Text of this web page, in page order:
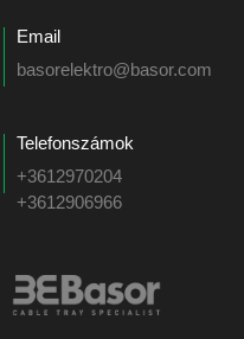
Email
basorelektro@basor.com
Telefonszámok
+3612970204
+3612906966